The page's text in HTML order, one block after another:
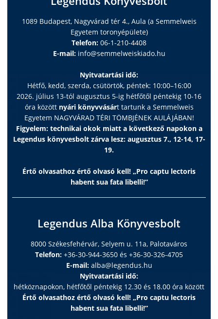
Vissza a jövõbe? – küszöbön a poszt-antibiotikus éra
Karoliny Anna dr.61
A Piros Orr Bohócdoktorok Alapítvány
20 éve gyógyít a nevetés erejével62
Télen is Balaton: Borsos Miklós Tihanyban
Szalay Ágnes63
1089 Budapest, Nagyvárad tér 4., Aula (a Semmelweis
Egyetem toronyépülete)
Telefon: 06-1-210-4408
E-mail: info@semmelweiskiado.hu
Nyitvatartási idő:
Hétfő, kedd, szerda, csütörtök, péntek: 10:00–16:00
2026. július 13-tól augusztus 5-ig hétfőtől péntekig 10-16
óra között nyári könyvvásárt tartunk a Semmelweis
Egyetem NAGYVÁRAD TÉRI TÖMBJÉNEK AULÁJÁBAN!
Figyelem: technikai okok miatt a következő napokon a
Legendus könyvesbolt zárva lesz: augusztus 7., 12-14, 17-
19.
Értő olvasathoz értő olvasó kell! „Pro captu lectoris
habent sua fata libelli!”
Legendus Alba Könyvesbolt
8000 Székesfehérvár, Selyem u. 11a, Palotaváros
Telefon: +36-30-944-3650 és +36-30-326-4705
E-mail: alba@legendus.hu
Nyitvatartási idő:
hétköznapokon, hétfőtől péntekig 12.30 és 18.00 óra között
Értő olvasathoz értő olvasó kell! „Pro captu lectoris
habent sua fata libelli!”